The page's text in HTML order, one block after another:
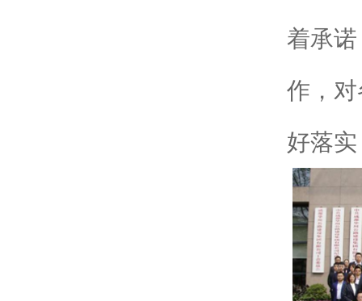
着承
作，
好落